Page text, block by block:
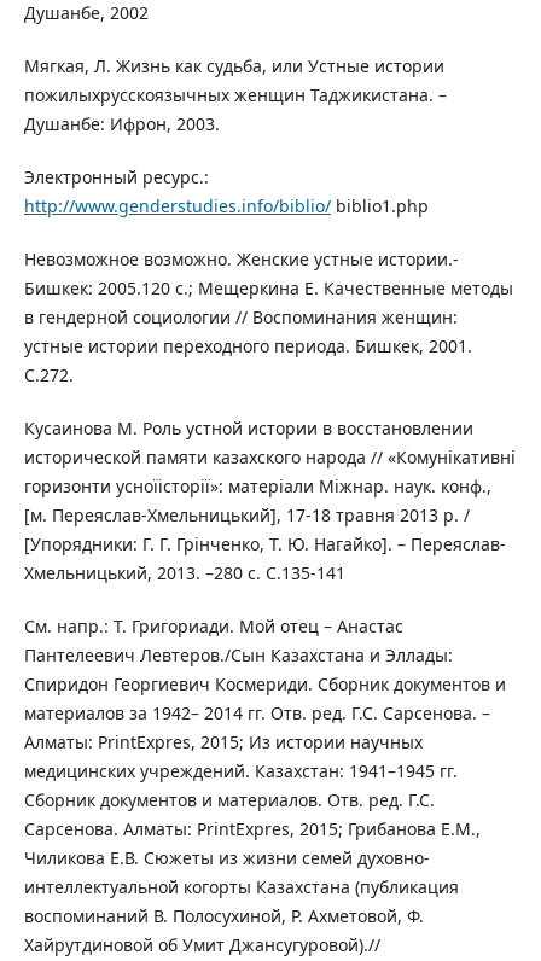
Душанбе, 2002
Мягкая, Л. Жизнь как судьба, или Устные истории
пожилыхрусскоязычных женщин Таджикистана. –
Душанбе: Ифрон, 2003.
Электронный ресурс.:
http://www.genderstudies.info/biblio/biblio1.php
Невозможное возможно. Женские устные истории.-
Бишкек: 2005.120 с.; Мещеркина Е. Качественные методы
в гендерной социологии // Воспоминания женщин:
устные истории переходного периода. Бишкек, 2001.
С.272.
Кусаинова М. Роль устной истории в восстановлении
исторической памяти казахского народа // «Комунікативні
горизонти усноїісторії»: матеріали Міжнар. наук. конф.,
[м. Переяслав-Хмельницький], 17-18 травня 2013 р. /
[Упорядники: Г. Г. Грінченко, Т. Ю. Нагайко]. – Переяслав-
Хмельницький, 2013. –280 с. С.135-141
См. напр.: Т. Григориади. Мой отец – Анастас
Пантелеевич Левтеров./Сын Казахстана и Эллады:
Спиридон Георгиевич Космериди. Сборник документов и
материалов за 1942– 2014 гг. Отв. ред. Г.С. Сарсенова. –
Алматы: PrintExpres, 2015; Из истории научных
медицинских учреждений. Казахстан: 1941–1945 гг.
Сборник документов и материалов. Отв. ред. Г.С.
Сарсенова. Алматы: PrintExpres, 2015; Грибанова Е.М.,
Чиликова Е.В. Сюжеты из жизни семей духовно-
интеллектуальной когорты Казахстана (публикация
воспоминаний В. Полосухиной, Р. Ахметовой, Ф.
Хайрутдиновой об Умит Джансугуровой).//